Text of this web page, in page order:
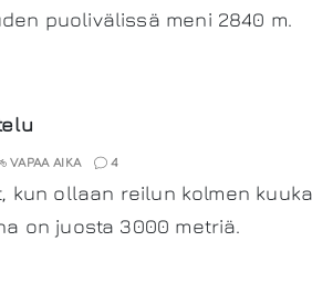
puolivälissä meni 2840 m.
VAPAA AIKA 4
kun ollaan reilun kolmen
on juosta 3000 metriä.